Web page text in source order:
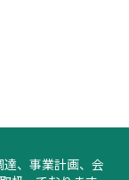
、事業計画、会